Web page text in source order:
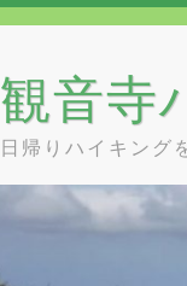
観音寺
日帰りハイキン